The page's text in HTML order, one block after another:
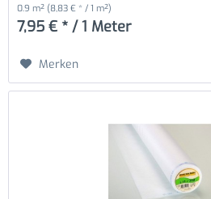
0.9 m² (8,83 € * / 1 m²)
7,95 € * / 1 Meter
Merken